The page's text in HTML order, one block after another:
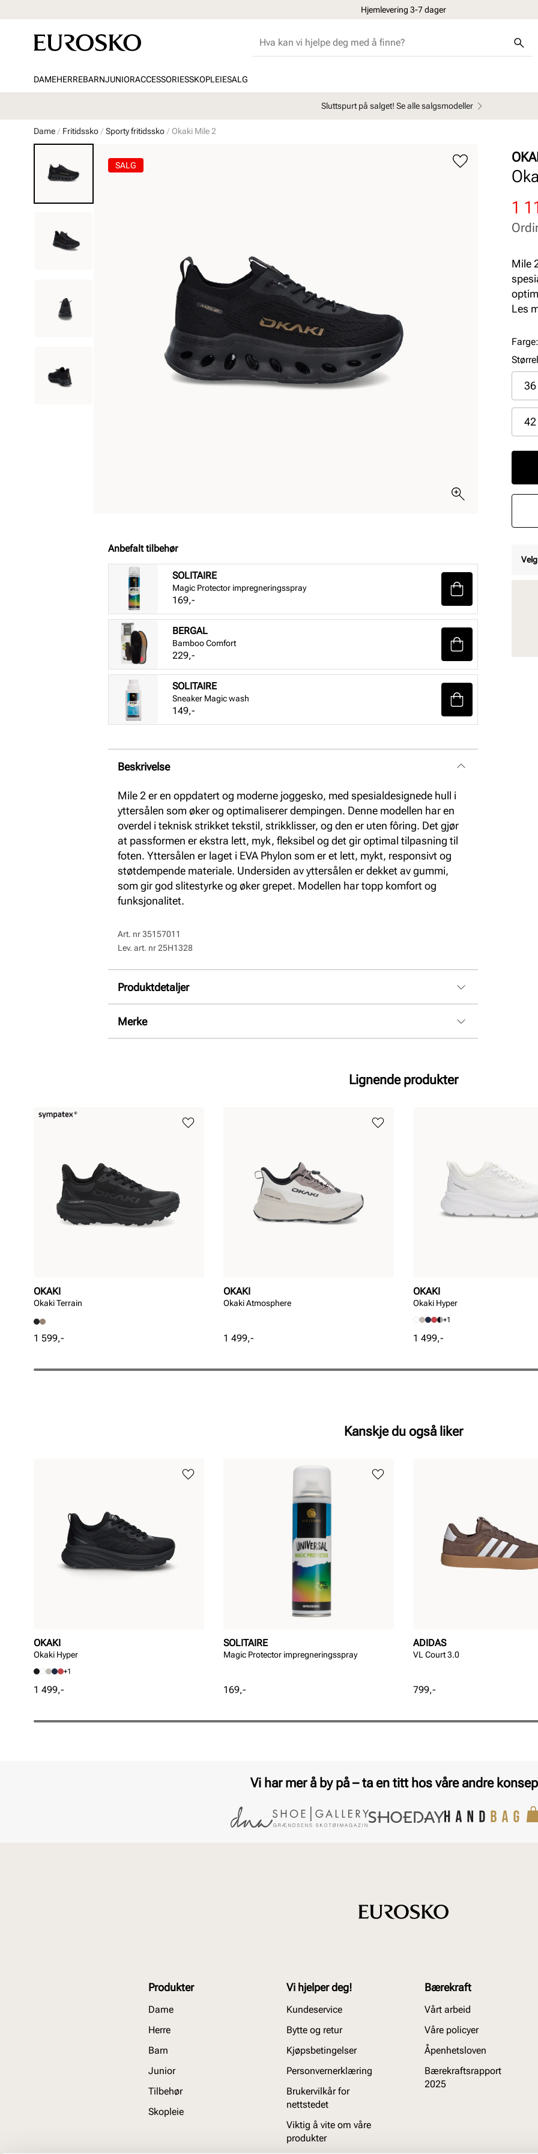
30 dagers åpent kjøp
DAMEHERREBARNJUNIORACCESSORIESSKOPLEIESALG
Sluttspurt på salget! Se alle salgsmodeller
Dame Fritidssko Sporty fritidssko Okaki Mile 2
SALG
Anbefalt tilbehør
SOLITAIRE
Magic Protector impregneringsspray
Pris
169,-
BERGAL
Bamboo Comfort
Pris
229,-
SOLITAIRE
Sneaker Magic wash
Pris
149,-
Beskrivelse
Mile 2 er en oppdatert og moderne joggesko, med spesialdesignede hull i
yttersålen som øker og optimaliserer dempingen. Denne modellen har en
overdel i teknisk strikket tekstil, strikklisser, og den er uten fôring. Det gjør
at passformen er ekstra lett, myk, fleksibel og det gir optimal tilpasning til
foten. Yttersålen er laget i EVA Phylon som er et lett, mykt, responsivt og
støtdempende materiale. Undersiden av yttersålen er dekket av gummi,
som gir god slitestyrke og øker grepet. Modellen har topp komfort og
funksjonalitet.
Art. nr35157011
Lev. art. nr25H1328
Produktdetaljer
Overdel:
Merke
pris
Pris
1
pris
Pris
Mile
er
Les
Farge:
36
42
Lignende produkter
OKAKI
Okaki Terrain
Pris
1 599,-
OKAKI
Okaki Atmosphere
Pris
1 499,-
OKAKI
Okaki Hyper
+1
Pris
1 499,-
Kanskje du også liker
OKAKI
Okaki Hyper
+1
Pris
1 499,-
SOLITAIRE
Magic Protector impregneringsspray
Pris
169,-
ADIDAS
VL Court 3.0
Pris
799,-
Vi har mer å by på – ta en titt hos våre andre
Produkter
Dame
Herre
Barn
Junior
Tilbehør
Skopleie
Vi hjelper deg!
Kundeservice
Bytte og retur
Kjøpsbetingelser
Personvernerklæring
Brukervilkår for
nettstedet
Viktig å vite om våre
produkter
Bærekraft
Vårt arbeid
Våre policyer
Åpenhetsloven
Bærekraftsrapport
2025